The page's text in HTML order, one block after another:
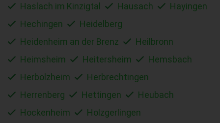
Haslach im Kinzigtal
Hausach
Hayingen
Hechingen
Heidelberg
Heidenheim an der Brenz
Heilbronn
Heimsheim
Heitersheim
Hemsbach
Herbolzheim
Herbrechtingen
Herrenberg
Hettingen
Heubach
Hockenheim
Holzgerlingen